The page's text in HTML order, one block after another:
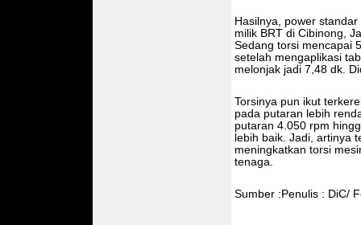
Hasilnya, power
milik BRT di Cibinong,
Sedang torsi mencapai
setelah mengaplikasi
melonjak jadi 7,48 dk.
Torsinya pun ikut
pada putaran lebih
putaran 4.050 rpm
lebih baik. Jadi, artinya
meningkatkan torsi
tenaga.
Sumber :Penulis : DiC/